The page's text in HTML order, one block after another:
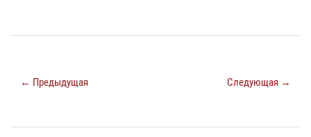
← Предыдущая Следующая →